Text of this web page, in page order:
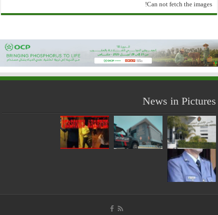
Can not fetch the images!
News in Pictures